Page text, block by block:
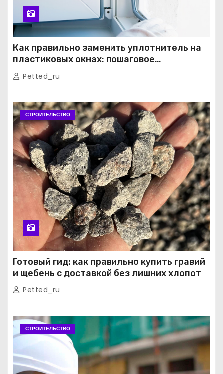
Как правильно заменить уплотнитель на
пластиковых окнах: пошаговое
руководство от экспертов
Petted_ru
СТРОИТЕЛЬСТВО
Готовый гид: как правильно купить гравий
и щебень с доставкой без лишних хлопот
Petted_ru
СТРОИТЕЛЬСТВО